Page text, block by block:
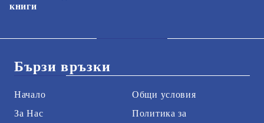
книги
Бързи връзки
Начало
За Нас
Общи условия
Политика за